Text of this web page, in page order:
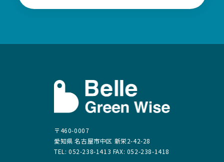
〒460-0007
愛知県 名古屋市中区 新栄2-42-28
TEL: 052-238-1413 FAX: 052-238-1418